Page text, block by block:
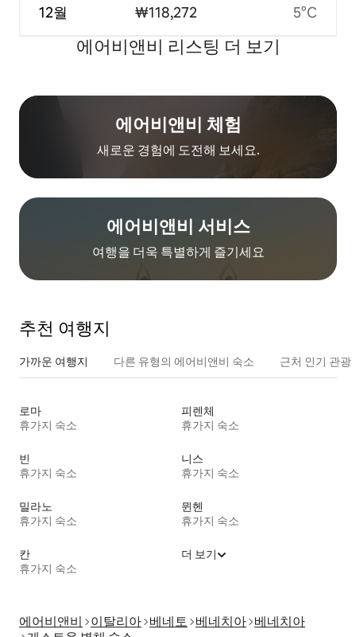
12월 ₩118,272 5°C
에어비앤비 리스팅 더 보기
에어비앤비 체험
새로운 경험에 도전해 보세요.
에어비앤비 서비스
여행을 더욱 특별하게 즐기세요
추천 여행지
가까운 여행지 다른 유형의 에어비앤비 숙소 근처 인기 관광
로마
휴가지 숙소
피렌체
휴가지 숙소
빈
휴가지 숙소
니스
휴가지 숙소
밀라노
휴가지 숙소
뮌헨
휴가지 숙소
칸
휴가지 숙소
더 보기
에어비앤비 이탈리아 베네토 베네치아 베네치아